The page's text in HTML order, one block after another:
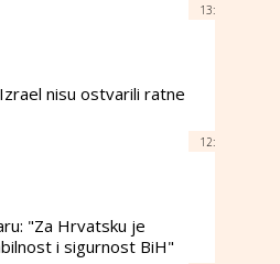
13:
nisu ostvarili ratne
12:
"Za Hrvatsku je
i sigurnost BiH"